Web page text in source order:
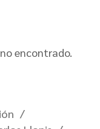
encontrado.